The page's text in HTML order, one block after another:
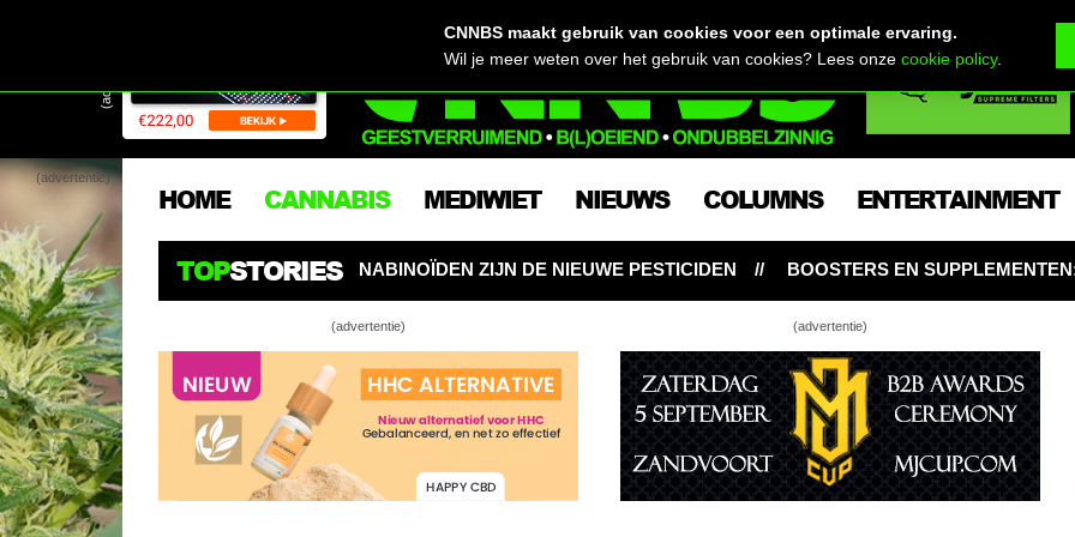
(advertentie)
(advertentie)
HOME CANNABIS MEDIWIET NIEUWS COLUMNS ENTERTAINMENT
TOPSTORIES
OPGELET: CANNABINOÏDEN ZIJN DE NIEUWE PESTICIDEN BOOSTERS EN SUPPLEMENTEN: NOODZAKELIJK
(advertentie) (advertentie)
LED testverslag: 2 planten, 1 Kind K5 XL 1000
CNNBS maakt gebruik van cookies voor een optimale ervaring.
Wil je meer weten over het gebruik van cookies? Lees onzecookie policy.